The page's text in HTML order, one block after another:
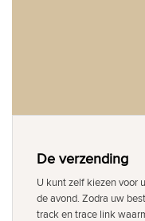
De verzending
U kunt zelf kiezen voor
de avond. Zodra uw
track en trace link